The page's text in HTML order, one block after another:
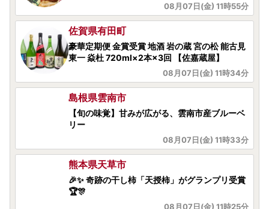
08月07日(金) 11時55分
佐賀県有田町
豪華定期便 金賞受賞 地酒 岩の蔵 宮の松 能古見
東一 焱杜 720ml×2本×3回 【佐嘉蔵屋】
08月07日(金) 11時34分
島根県雲南市
【旬の味覚】甘みが広がる、雲南市産ブルーベ
リー
08月07日(金) 11時33分
熊本県天草市
🎉✨ 奇跡の干し柿「天授柿」がグランプリ受賞
🏆🎊
08月07日(金) 11時25分